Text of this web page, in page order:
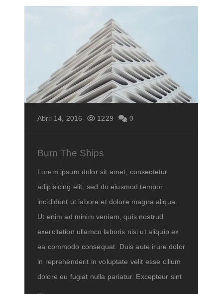
Abril 14, 2016 1229 0
Burn The Ships
Lorem ipsum dolor sit amet, consectetur
adipisicing elit, sed do eiusmod tempor
incididunt ut labore et dolore magna aliqua.
Ut enim ad minim veniam, quis nostrud
exercitation ullamco laboris nisi ut aliquip ex
ea commodo consequat. Duis aute irure dolor
in reprehenderit in voluptate velit esse cillum
dolore eu fugiat nulla pariatur. Excepteur sint